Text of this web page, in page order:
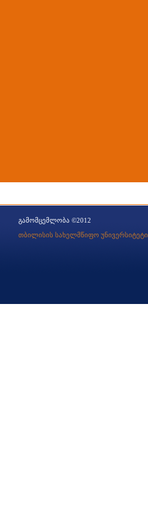
გამომცემლობა ©2012
თბილისის სახელმწიფო უნივერსიტეტი